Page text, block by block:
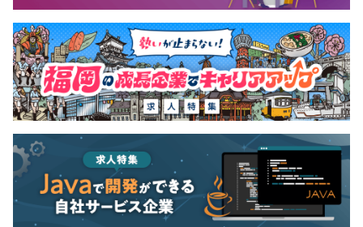
全社39名
内エンジニア36名で構成されています。
平均3名～5名で開発を行っております。
1プロジェクトの単位期間はプロジェクトによって数年単
位のものから、6か月程度の期間のものもあります。